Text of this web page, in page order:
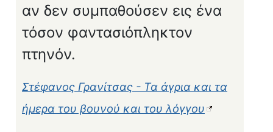
αν δεν συμπαθούσεν εις ένα
τόσον φαντασιόπληκτον
πτηνόν.
Στέφανος Γρανίτσας - Τα άγρια και τα
ήμερα του βουνού και του λόγγου